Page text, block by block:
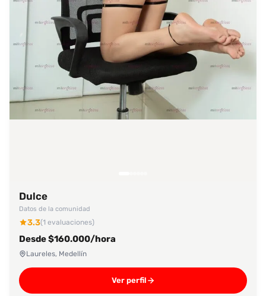
Dulce
Datos de la comunidad
3.3(1 evaluaciones)
Desde $160.000/hora
Laureles, Medellín
Ver perfil